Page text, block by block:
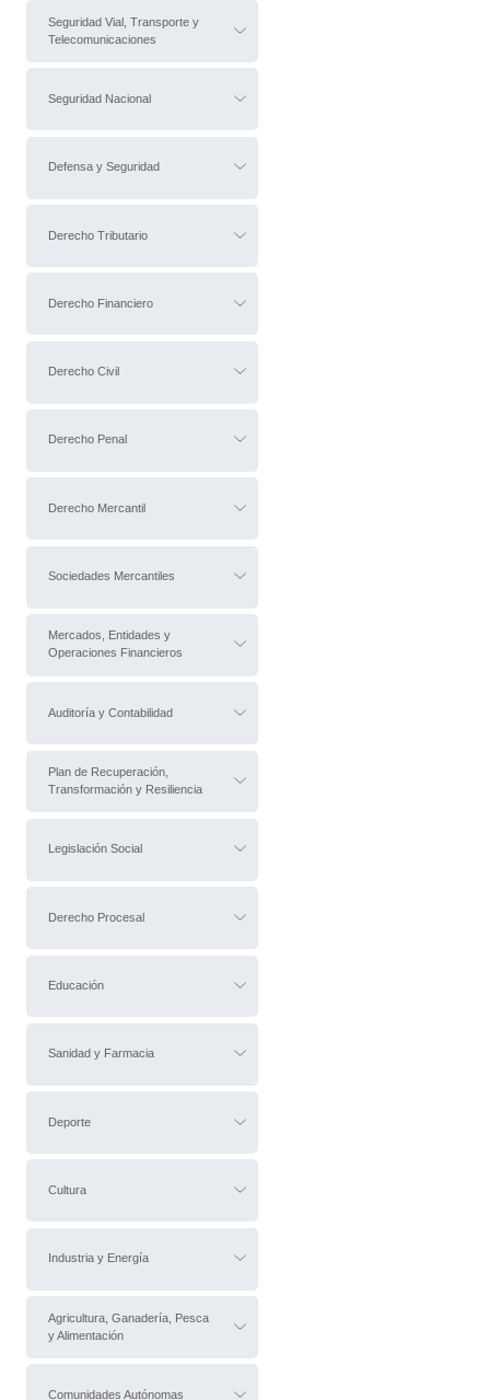
Seguridad Vial, Transporte y
Telecomunicaciones
Seguridad Nacional
Defensa y Seguridad
Derecho Tributario
Derecho Financiero
Derecho Civil
Derecho Penal
Derecho Mercantil
Sociedades Mercantiles
Mercados, Entidades y
Operaciones Financieros
Auditoría y Contabilidad
Plan de Recuperación,
Transformación y Resiliencia
Legislación Social
Derecho Procesal
Educación
Sanidad y Farmacia
Deporte
Cultura
Industria y Energía
Agricultura, Ganadería, Pesca
y Alimentación
Comunidades Autónomas